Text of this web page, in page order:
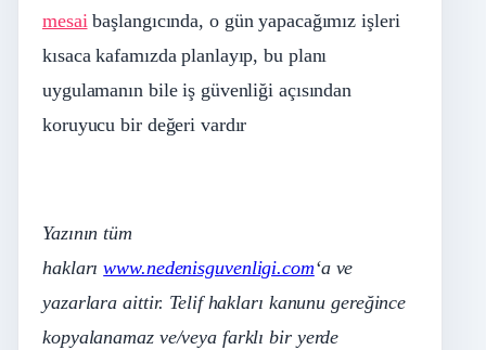
mesai başlangıcında, o gün yapacağımız işleri
kısaca kafamızda planlayıp, bu planı
uygulamanın bile iş güvenliği açısından
koruyucu bir değeri vardır
Yazının tüm
haklarıwww.nedenisguvenligi.com‘a ve
yazarlara aittir. Telif hakları kanunu gereğince
kopyalanamaz ve/veya farklı bir yerde